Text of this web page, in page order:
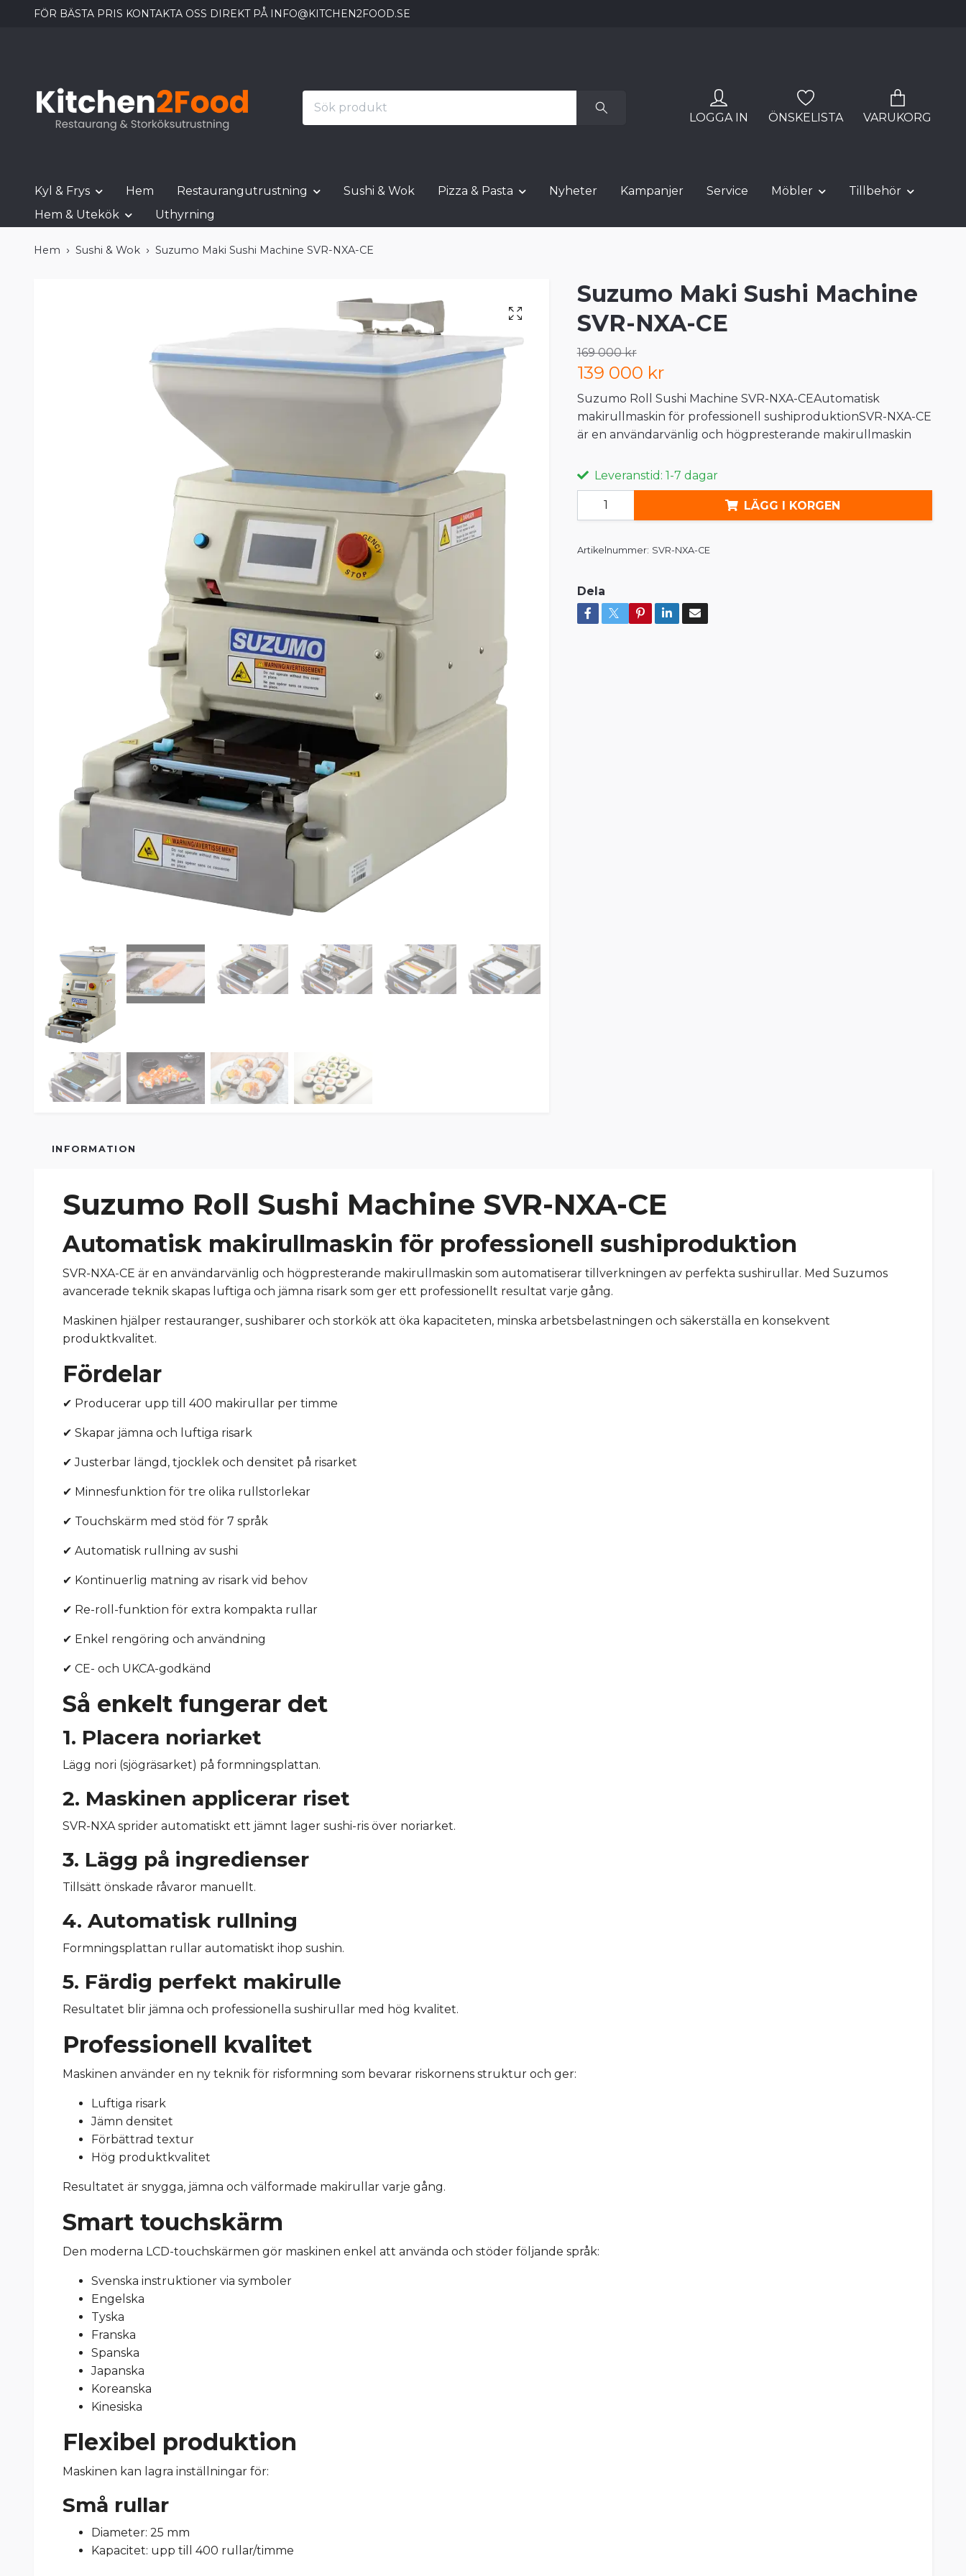
FÖR BÄSTA PRIS KONTAKTA OSS DIREKT PÅ INFO@KITCHEN2FOOD.SE
LOGGA IN ÖNSKELISTA VARUKORG
Kyl & Frys Hem Restaurangutrustning Sushi & Wok Pizza & Pasta Nyheter Kampanjer Service Möbler
Tillbehör
Hem & Utekök
Uthyrning
Hem Sushi & Wok Suzumo Maki Sushi Machine SVR-NXA-CE
Suzumo Maki Sushi Machine
SVR-NXA-CE
169 000 kr
139 000 kr
Suzumo Roll Sushi Machine SVR-NXA-CEAutomatisk
makirullmaskin för professionell sushiproduktionSVR-NXA-CE
är en användarvänlig och högpresterande makirullmaskin
Leveranstid: 1-7 dagar
LÄGG I KORGEN
Artikelnummer: SVR-NXA-CE
Dela
INFORMATION
Suzumo Roll Sushi Machine SVR-NXA-CE
Automatisk makirullmaskin för professionell sushiproduktion
SVR-NXA-CE är en användarvänlig och högpresterande makirullmaskin som automatiserar tillverkningen av perfekta sushirullar. Med Suzumos
avancerade teknik skapas luftiga och jämna risark som ger ett professionellt resultat varje gång.
Maskinen hjälper restauranger, sushibarer och storkök att öka kapaciteten, minska arbetsbelastningen och säkerställa en konsekvent
produktkvalitet.
Fördelar
✔ Producerar upp till 400 makirullar per timme
✔ Skapar jämna och luftiga risark
✔ Justerbar längd, tjocklek och densitet på risarket
✔ Minnesfunktion för tre olika rullstorlekar
✔ Touchskärm med stöd för 7 språk
✔ Automatisk rullning av sushi
✔ Kontinuerlig matning av risark vid behov
✔ Re-roll-funktion för extra kompakta rullar
✔ Enkel rengöring och användning
✔ CE- och UKCA-godkänd
Så enkelt fungerar det
1. Placera noriarket
Lägg nori (sjögräsarket) på formningsplattan.
2. Maskinen applicerar riset
SVR-NXA sprider automatiskt ett jämnt lager sushi-ris över noriarket.
3. Lägg på ingredienser
Tillsätt önskade råvaror manuellt.
4. Automatisk rullning
Formningsplattan rullar automatiskt ihop sushin.
5. Färdig perfekt makirulle
Resultatet blir jämna och professionella sushirullar med hög kvalitet.
Professionell kvalitet
Maskinen använder en ny teknik för risformning som bevarar riskornens struktur och ger:
Luftiga risark
Jämn densitet
Förbättrad textur
Hög produktkvalitet
Resultatet är snygga, jämna och välformade makirullar varje gång.
Smart touchskärm
Den moderna LCD-touchskärmen gör maskinen enkel att använda och stöder följande språk:
Svenska instruktioner via symboler
Engelska
Tyska
Franska
Spanska
Japanska
Koreanska
Kinesiska
Flexibel produktion
Maskinen kan lagra inställningar för:
Små rullar
Diameter: 25 mm
Kapacitet: upp till 400 rullar/timme